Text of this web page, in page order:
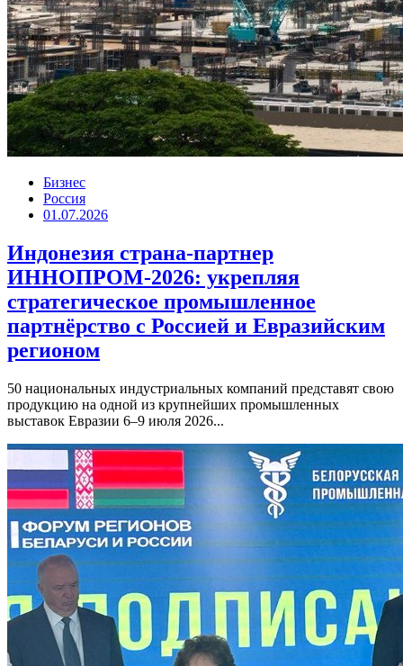
Бизнес
Россия
01.07.2026
Индонезия страна-партнер
ИННОПРОМ-2026: укрепляя
стратегическое промышленное
партнёрство с Россией и Евразийским
регионом
50 национальных индустриальных компаний представят свою
продукцию на одной из крупнейших промышленных
выставок Евразии 6–9 июля 2026...